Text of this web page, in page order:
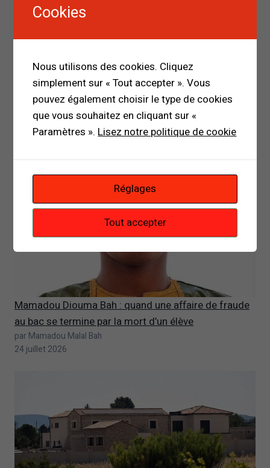
Rechercher
RECHERCHER
Mamadou Diouma Bah : quand une affaire de fraude
au bac se termine par la mort d’un élève
par Mamadou Malal Bah
24 juillet 2026
Cookies
Nous utilisons des cookies. Cliquez
simplement sur « Tout accepter ». Vous
pouvez également choisir le type de cookies
que vous souhaitez en cliquant sur «
Paramètres ». Lisez notre politique de cookie
Réglages
Tout accepter